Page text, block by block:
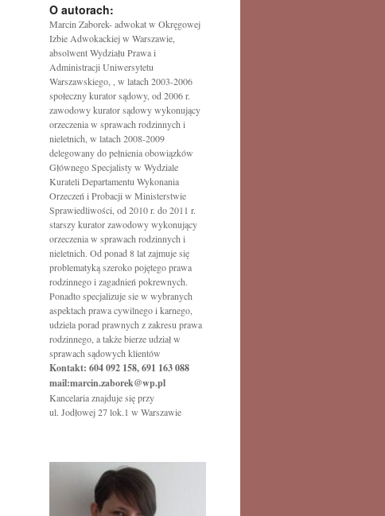
O autorach:
Marcin Zaborek- adwokat w Okręgowej
Izbie Adwokackiej w Warszawie,
absolwent Wydziału Prawa i
Administracji Uniwersytetu
Warszawskiego, , w latach 2003-2006
społeczny kurator sądowy, od 2006 r.
zawodowy kurator sądowy wykonujący
orzeczenia w sprawach rodzinnych i
nieletnich, w latach 2008-2009
delegowany do pełnienia obowiązków
Głównego Specjalisty w Wydziale
Kurateli Departamentu Wykonania
Orzeczeń i Probacji w Ministerstwie
Sprawiedliwości, od 2010 r. do 2011 r.
starszy kurator zawodowy wykonujący
orzeczenia w sprawach rodzinnych i
nieletnich. Od ponad 8 lat zajmuje się
problematyką szeroko pojętego prawa
rodzinnego i zagadnień pokrewnych.
Ponadto specjalizuje sie w wybranych
aspektach prawa cywilnego i karnego,
udziela porad prawnych z zakresu prawa
rodzinnego, a także bierze udział w
sprawach sądowych klientów
Kontakt: 604 092 158, 691 163 088
mail:marcin.zaborek@wp.pl
Kancelaria znajduje się przy
ul. Jodłowej 27 lok.1 w Warszawie